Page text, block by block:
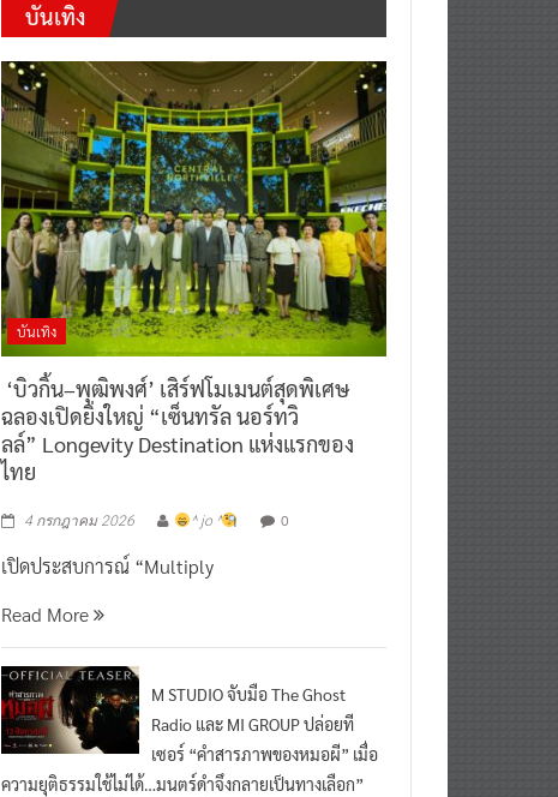
บันเทิง
บันเทิง
‘บิวกิ้น–พุฒิพงศ์’ เสิร์ฟโมเมนต์สุดพิเศษ
ฉลองเปิดยิ่งใหญ่ “เซ็นทรัล นอร์ทวิ
ลล์” Longevity Destination แห่งแรกของ
ไทย
4 กรกฎาคม 2026 ^ jo ^ 0
เปิดประสบการณ์ “Multiply
Read More
M STUDIO จับมือ The Ghost
Radio และ MI GROUP ปล่อยที
เซอร์ “คำสารภาพของหมอผี” เมื่อ
ความยุติธรรมใช้ไม่ได้…มนตร์ดำจึงกลายเป็นทางเลือก”